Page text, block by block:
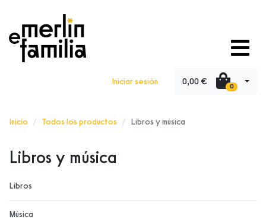
Iniciar sesión 0,00 € 0
Inicio Todos los productos Libros y música
Libros y música
Libros
Música